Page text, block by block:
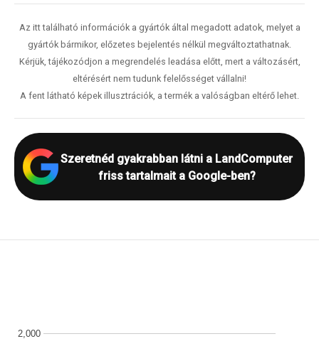
Az itt található információk a gyártók által megadott adatok, melyet a
gyártók bármikor, előzetes bejelentés nélkül megváltoztathatnak.
Kérjük, tájékozódjon a megrendelés leadása előtt, mert a változásért,
eltérésért nem tudunk felelősséget vállalni!
A fent látható képek illusztrációk, a termék a valóságban eltérő lehet.
Szeretnéd gyakrabban látni a LandComputer
friss tartalmait a Google-ben?
2,000